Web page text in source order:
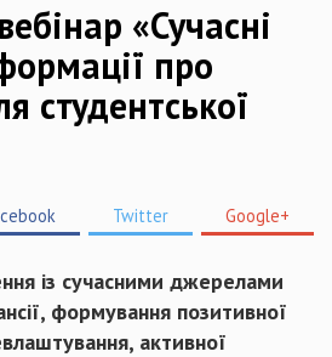
«Сучасні
про
студентської
Twitter Google+
із сучасними джерелами
формування позитивної
активної